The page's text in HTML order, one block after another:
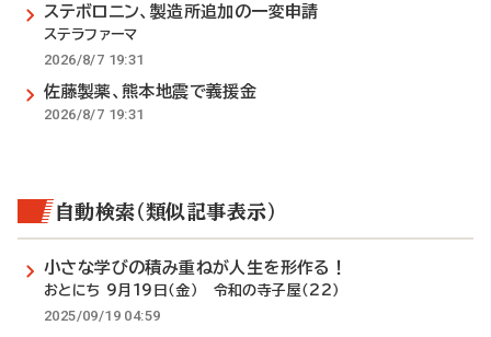
ステボロニン、製造所追加の一変申請
ステラファーマ
2026/8/7 19:31
佐藤製薬、熊本地震で義援金
2026/8/7 19:31
自動検索（類似記事表示）
小さな学びの積み重ねが人生を形作る！
おとにち 9月19日（金） 令和の寺子屋（22）
2025/09/19 04:59